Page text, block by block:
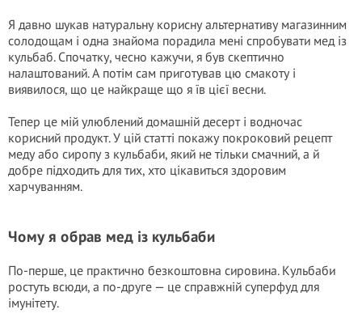
Я давно шукав натуральну корисну альтернативу магазинним
солодощам і одна знайома порадила мені спробувати мед із
кульбаб. Спочатку, чесно кажучи, я був скептично
налаштований. А потім сам приготував цю смакоту і
виявилося, що це найкраще що я їв цієї весни.
Тепер це мій улюблений домашній десерт і водночас
корисний продукт. У цій статті покажу покроковий рецепт
меду або сиропу з кульбаби, який не тільки смачний, а й
добре підходить для тих, хто цікавиться здоровим
харчуванням.
Чому я обрав мед із кульбаби
По-перше, це практично безкоштовна сировина. Кульбаби
ростуть всюди, а по-друге — це справжній суперфуд для
імунітету.